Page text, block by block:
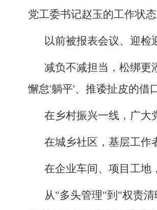
党工委书记赵玉的工作状
以前被报表会议、迎
减负不减担当，松绑更
懈怠'躺平'、推诿扯皮的
在乡村振兴一线，广大
在城乡社区，基层工作
在企业车间、项目工
从"多头管理"到"权责